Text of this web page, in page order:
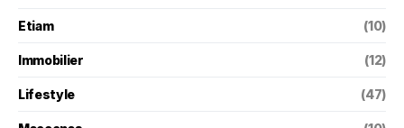
Etiam (10)
Immobilier (12)
Lifestyle (47)